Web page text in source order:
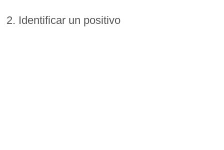
2. Identificar un positivo